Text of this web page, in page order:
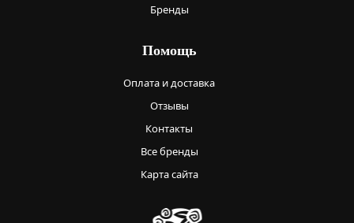
Бренды
Помощь
Оплата и доставка
Отзывы
Контакты
Все бренды
Карта сайта